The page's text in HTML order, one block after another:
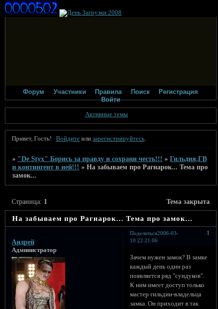
Форум Участники Правила Поиск
Регистрация
Войти
Активные темы
Привет, Гость! Войдите илизарегистрируйтесь.
» "De Styx" Борись за правду и сохрани честь!!! »Гильдия,ГВ
и контингент в ней!!! »На забываем про Рагнарок... Тема про
замок...
На забываем про Рагнарок... Тема про замок...
Страница: 1 Тема закрыта
Поделиться 1
2006-03-
10 22:21:06
Андрей
Администратор
Зачем нужен замок? В замке
каждый день один раз
появляется ряд "сундуков".
К ним имеет доступ только
мастер гильдии-владельца
замка. Он приходит в так